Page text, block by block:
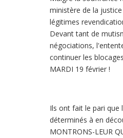
ministère de la
légitimes
Devant tant de
négociations,
continuer les
MARDI 19 février !
Ils ont fait le pari que
déterminés à en
MONTRONS-LEUR